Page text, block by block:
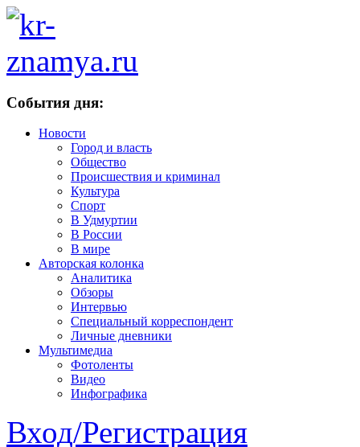
События дня:
Новости
Город и власть
Общество
Происшествия и криминал
Культура
Спорт
В Удмуртии
В России
В мире
Авторская колонка
Аналитика
Обзоры
Интервью
Специальный корреспондент
Личные дневники
Мультимедиа
Фотоленты
Видео
Инфографика
Вход/Регистрация